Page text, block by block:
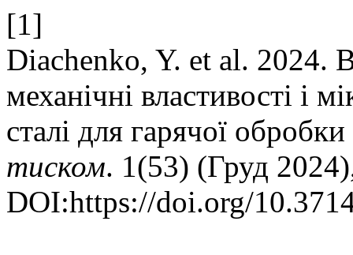
[1]
Diachenko, Y. et al. 2024.
механічні властивості і
сталі для гарячої
тиском. 1(53) (Груд
DOI:https://doi.org/